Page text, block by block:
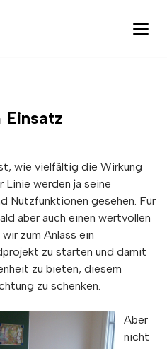
wie vielfältig die Wirkung
Linie werden ja seine
Nutzfunktionen gesehen. Für
aber auch einen wertvollen
zum Anlass ein
zu starten und damit
zu bieten, diesem
zu schenken.
Aber
nicht